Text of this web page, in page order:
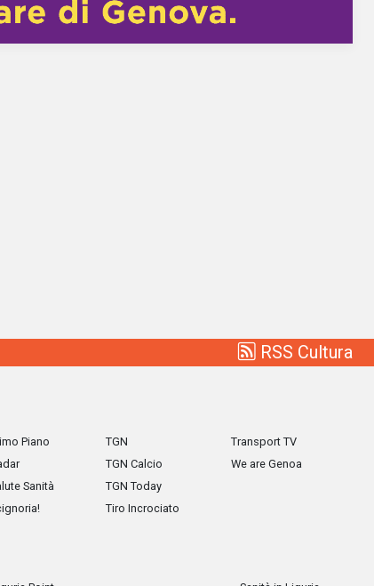
RSS Cultura
Piano
Sanità
TGN
TGN Calcio
TGN Today
Tiro Incrociato
Transport TV
We are Genoa